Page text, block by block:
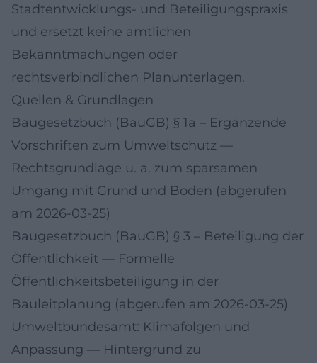
Stadtentwicklungs- und Beteiligungspraxis
und ersetzt keine amtlichen
Bekanntmachungen oder
rechtsverbindlichen Planunterlagen.
Quellen & Grundlagen
Baugesetzbuch (BauGB) § 1a – Ergänzende
Vorschriften zum Umweltschutz —
Rechtsgrundlage u. a. zum sparsamen
Umgang mit Grund und Boden (abgerufen
am 2026-03-25)
Baugesetzbuch (BauGB) § 3 – Beteiligung der
Öffentlichkeit — Formelle
Öffentlichkeitsbeteiligung in der
Bauleitplanung (abgerufen am 2026-03-25)
Umweltbundesamt: Klimafolgen und
Anpassung — Hintergrund zu